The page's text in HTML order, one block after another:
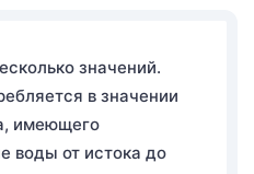
значений.
в значении
имеющего
воды от истока до